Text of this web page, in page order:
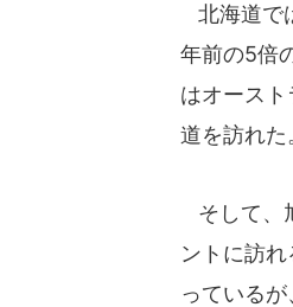
北海道で
年前の5倍
はオース
道を訪れた
そして、
ントに訪
っている